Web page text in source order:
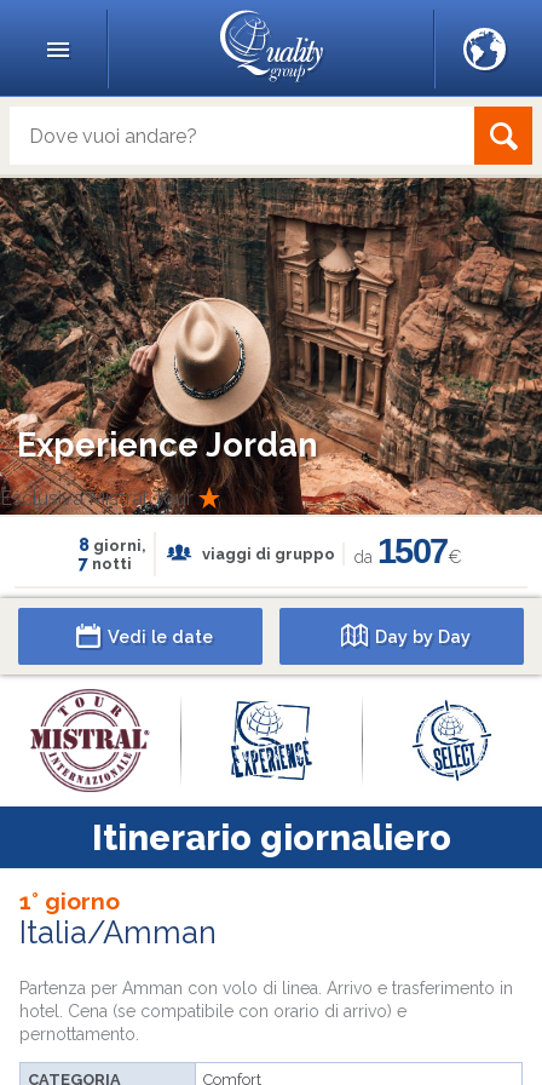
Experience Jordan
Esclusiva Mistral Tour
8 giorni,
7 notti
viaggi di gruppo da 1507€
Vedi le date Day by Day
Itinerario giornaliero
1° giorno
Italia/Amman
Partenza per Amman con volo di linea. Arrivo e trasferimento in
hotel. Cena (se compatibile con orario di arrivo) e
pernottamento.
CATEGORIA Comfort